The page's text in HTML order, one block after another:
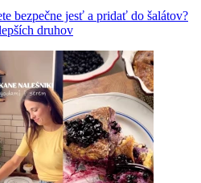
bezpečne jesť a pridať do šalátov?
druhov